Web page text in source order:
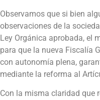
Observamos que si bien
observaciones de la
Ley Orgánica aprobada, el
para que la nueva Fiscalía
con autonomía plena,
mediante la reforma al
Con la misma claridad que